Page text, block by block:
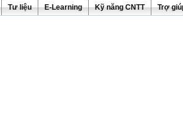
Tư liệu E-Learning Kỹ năng CNTT Trợ